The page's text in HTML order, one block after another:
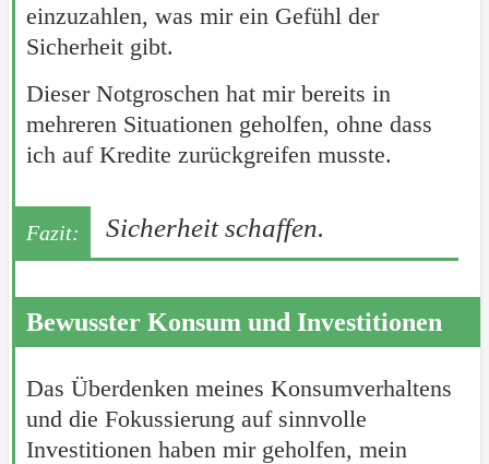
einzuzahlen, was mir ein Gefühl der
Sicherheit gibt.
Dieser Notgroschen hat mir bereits in
mehreren Situationen geholfen, ohne dass
ich auf Kredite zurückgreifen musste.
Sicherheit schaffen.
Bewusster Konsum und Investitionen
Das Überdenken meines Konsumverhaltens
und die Fokussierung auf sinnvolle
Investitionen haben mir geholfen, mein